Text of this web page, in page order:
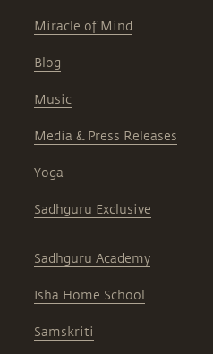
Miracle of Mind
Blog
Music
Media & Press Releases
Yoga
Sadhguru Exclusive
Sadhguru Academy
Isha Home School
Samskriti